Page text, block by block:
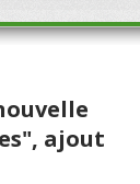
ajout